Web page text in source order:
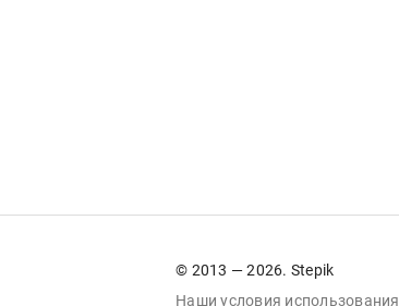
© 2013 — 2026. Stepik
Наши условия использования